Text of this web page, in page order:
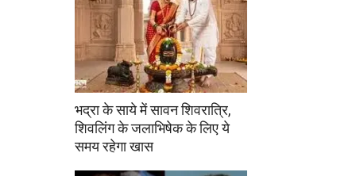
भद्रा के साये में सावन शिवरात्रि,
शिवलिंग के जलाभिषेक के लिए ये
समय रहेगा खास